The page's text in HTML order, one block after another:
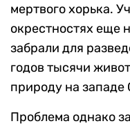
мертвого хорька.
окрестностях еще
забрали для
годов тысячи
природу на
Проблема однако